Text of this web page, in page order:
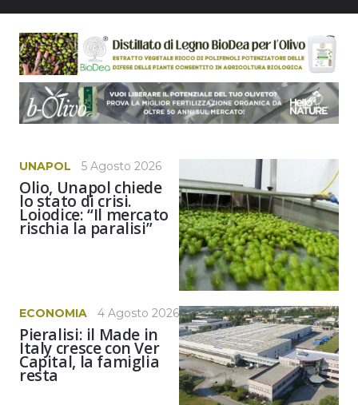
UNAPOL 5 Agosto 2026
Olio, Unapol chiede
lo stato di crisi.
Loiodice: “Il mercato
rischia la paralisi”
ECONOMIA 4 Agosto 2026
Pieralisi: il Made in
Italy cresce con Ver
Capital, la famiglia
resta